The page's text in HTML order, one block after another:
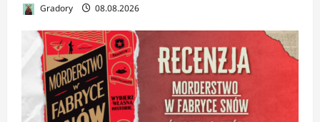
Gradory 08.08.2026